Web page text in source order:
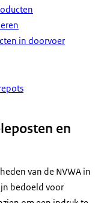
in doorvoer
en
van de NVWA in
bedoeld voor